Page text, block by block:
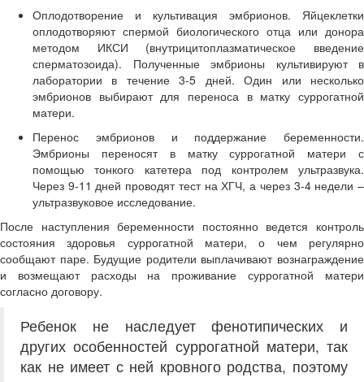
Оплодотворение и культивация эмбрионов. Яйцеклетки
оплодотворяют спермой биологического отца или донора
методом ИКСИ (внутрицитоплазматическое введение
сперматозоида). Полученные эмбрионы культивируют в
лаборатории в течение 3-5 дней. Один или несколько
эмбрионов выбирают для переноса в матку суррогатной
матери.
Перенос эмбрионов и поддержание беременности.
Эмбрионы переносят в матку суррогатной матери с
помощью тонкого катетера под контролем ультразвука.
Через 9-11 дней проводят тест на ХГЧ, а через 3-4 недели –
ультразвуковое исследование.
После наступления беременности постоянно ведется контроль
состояния здоровья суррогатной матери, о чем регулярно
сообщают паре. Будущие родители выплачивают вознаграждение
и возмещают расходы на проживание суррогатной матери
согласно договору.
Ребенок не наследует фенотипических и
других особенностей суррогатной матери, так
как не имеет с ней кровного родства, поэтому